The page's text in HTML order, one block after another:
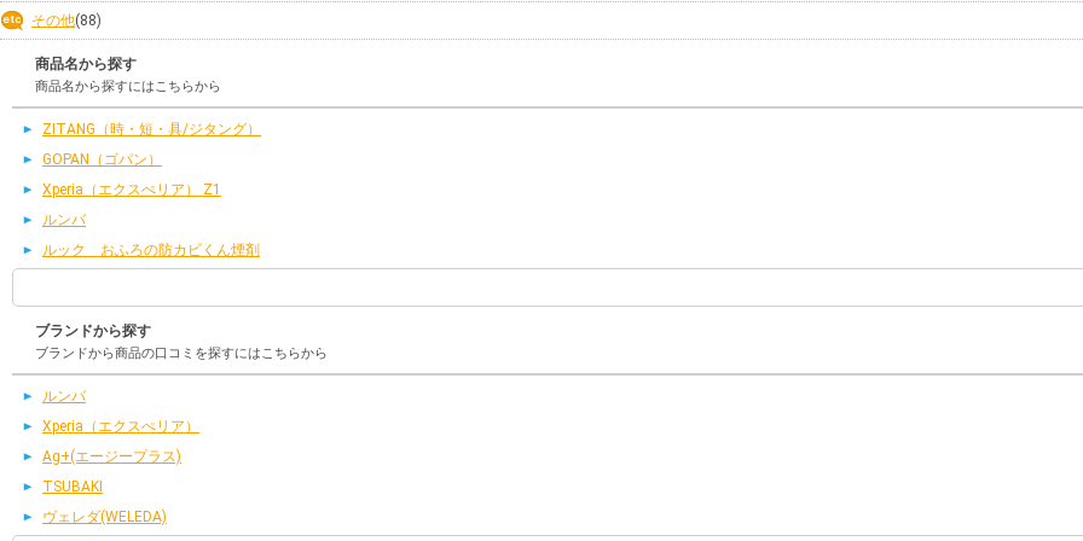
その他(88)
商品名から探す
商品名から探すにはこちらから
ZITANG（時・短・具/ジタング）
GOPAN（ゴパン）
Xperia（エクスぺリア） Z1
ルンバ
ルック おふろの防カビくん煙剤
ブランドから探す
ブランドから商品の口コミを探すにはこちらから
ルンバ
Xperia（エクスぺリア）
Ag+(エージープラス)
TSUBAKI
ヴェレダ(WELEDA)